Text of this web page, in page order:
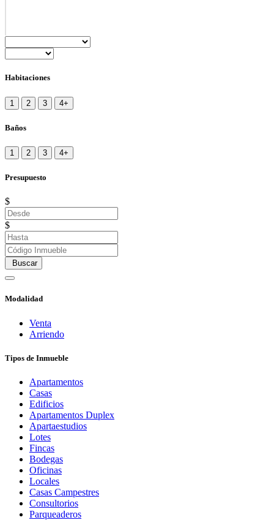
Habitaciones
1 2 3 4+
Baños
1 2 3 4+
Presupuesto
$
$
Buscar
Modalidad
Venta
Arriendo
Tipos de Inmueble
Apartamentos
Casas
Edificios
Apartamentos Duplex
Apartaestudios
Lotes
Fincas
Bodegas
Oficinas
Locales
Casas Campestres
Consultorios
Parqueaderos